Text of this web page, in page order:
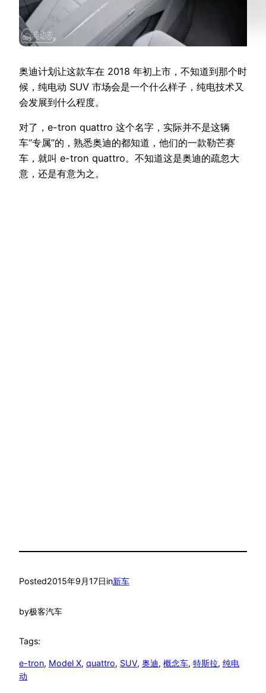
奥迪计划让这款车在 2018 年初上市，不知道到那个时
候，纯电动 SUV 市场会是一个什么样子，纯电技术又
会发展到什么程度。
对了，e-tron quattro 这个名字，实际并不是这辆
车“专属”的，熟悉奥迪的都知道，他们的一款勒芒赛
车，就叫 e-tron quattro。不知道这是奥迪的疏忽大
意，还是有意为之。
Posted2015年9月17日in新车
by极客汽车
Tags:
e-tron, Model X, quattro, SUV, 奥迪, 概念车, 特斯拉, 纯电
动